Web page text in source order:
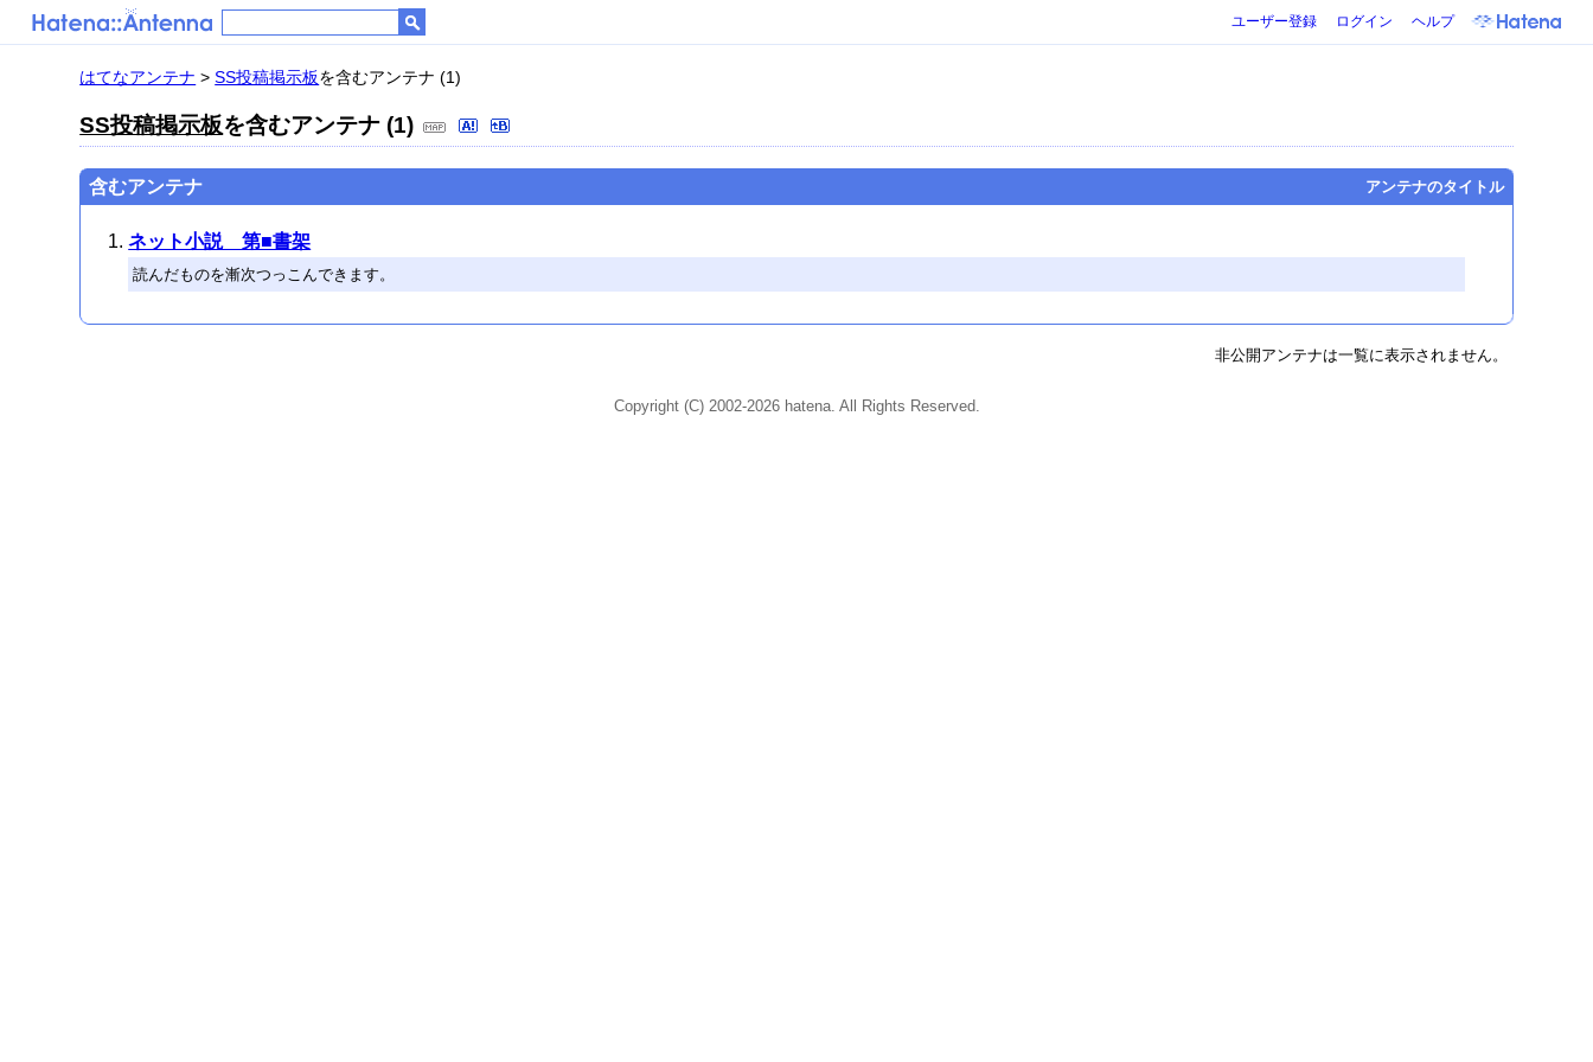
ユーザー登録 ログイン ヘルプ
はてなアンテナ >SS投稿掲示板を含むアンテナ (1)
SS投稿掲示板を含むアンテナ (1)
含むアンテナ アンテナのタイトル
ネット小説 第■書架
読んだものを漸次つっこんできます。
非公開アンテナは一覧に表示されません。
Copyright (C) 2002-2026 hatena. All Rights Reserved.